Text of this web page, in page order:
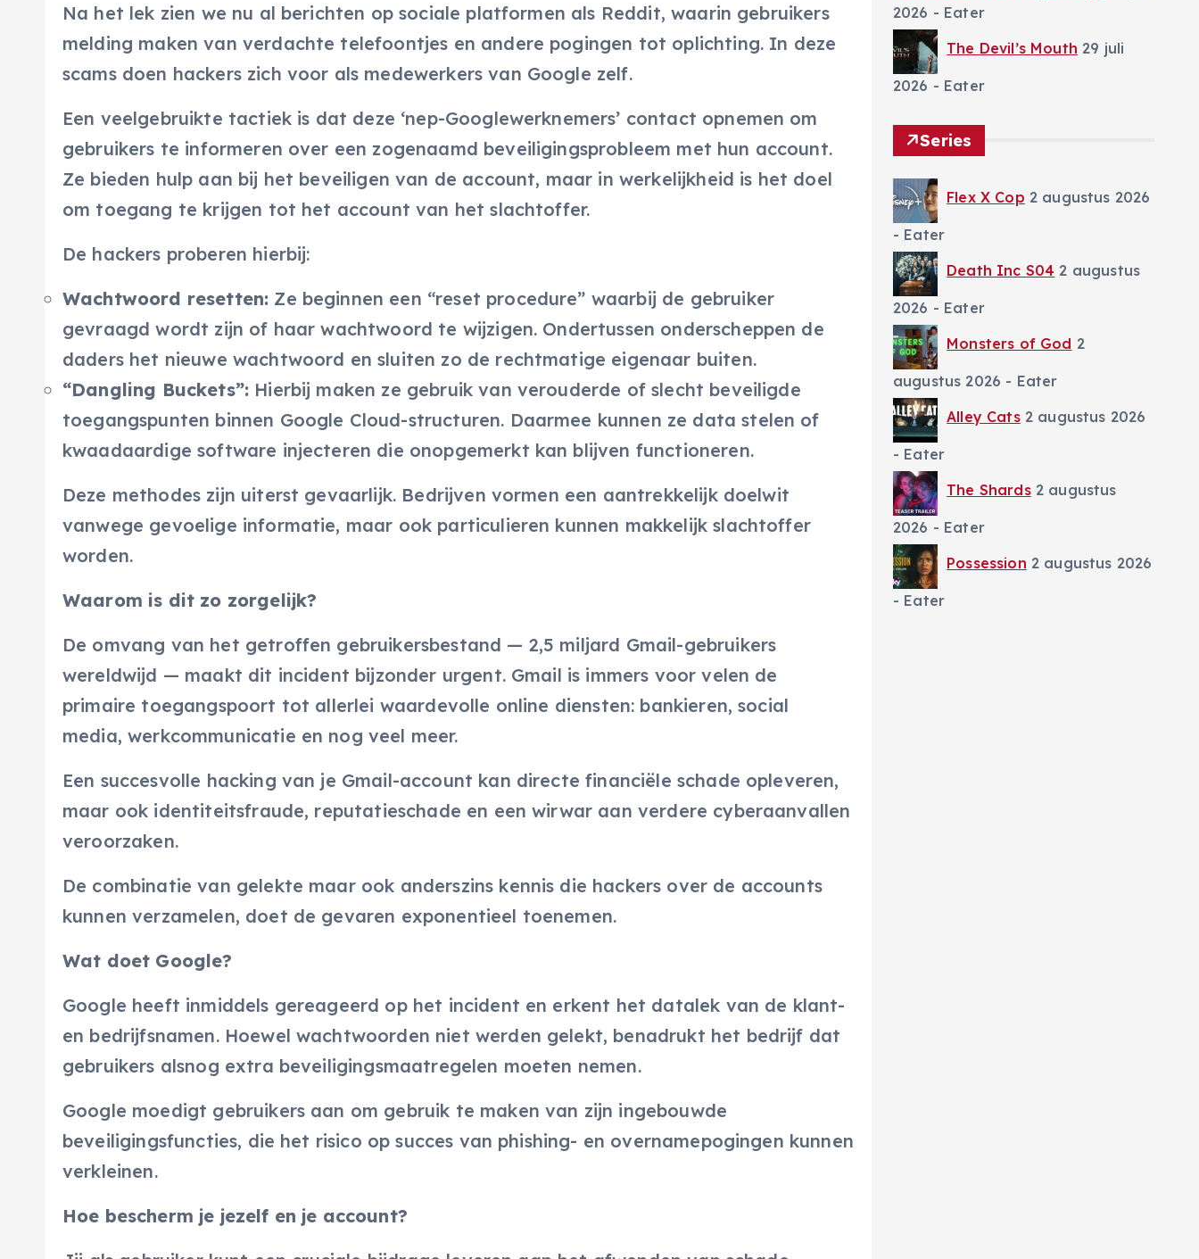
Na het lek zien we nu al berichten op sociale platformen als Reddit, waarin gebruikers
melding maken van verdachte telefoontjes en andere pogingen tot oplichting. In deze
scams doen hackers zich voor als medewerkers van Google zelf.
Een veelgebruikte tactiek is dat deze ‘nep-Googlewerknemers’ contact opnemen om
gebruikers te informeren over een zogenaamd beveiligingsprobleem met hun account.
Ze bieden hulp aan bij het beveiligen van de account, maar in werkelijkheid is het doel
om toegang te krijgen tot het account van het slachtoffer.
De hackers proberen hierbij:
Wachtwoord resetten: Ze beginnen een “reset procedure” waarbij de gebruiker
gevraagd wordt zijn of haar wachtwoord te wijzigen. Ondertussen onderscheppen de
daders het nieuwe wachtwoord en sluiten zo de rechtmatige eigenaar buiten.
“Dangling Buckets”: Hierbij maken ze gebruik van verouderde of slecht beveiligde
toegangspunten binnen Google Cloud-structuren. Daarmee kunnen ze data stelen of
kwaadaardige software injecteren die onopgemerkt kan blijven functioneren.
Deze methodes zijn uiterst gevaarlijk. Bedrijven vormen een aantrekkelijk doelwit
vanwege gevoelige informatie, maar ook particulieren kunnen makkelijk slachtoffer
worden.
Waarom is dit zo zorgelijk?
De omvang van het getroffen gebruikersbestand — 2,5 miljard Gmail-gebruikers
wereldwijd — maakt dit incident bijzonder urgent. Gmail is immers voor velen de
primaire toegangspoort tot allerlei waardevolle online diensten: bankieren, social
media, werkcommunicatie en nog veel meer.
Een succesvolle hacking van je Gmail-account kan directe financiële schade opleveren,
maar ook identiteitsfraude, reputatieschade en een wirwar aan verdere cyberaanvallen
veroorzaken.
De combinatie van gelekte maar ook anderszins kennis die hackers over de accounts
kunnen verzamelen, doet de gevaren exponentieel toenemen.
Wat doet Google?
Google heeft inmiddels gereageerd op het incident en erkent het datalek van de klant-
en bedrijfsnamen. Hoewel wachtwoorden niet werden gelekt, benadrukt het bedrijf dat
gebruikers alsnog extra beveiligingsmaatregelen moeten nemen.
Google moedigt gebruikers aan om gebruik te maken van zijn ingebouwde
beveiligingsfuncties, die het risico op succes van phishing- en overnamepogingen kunnen
verkleinen.
Hoe bescherm je jezelf en je account?
2026 - Eater
The Devil’s Mouth 29 juli
2026 - Eater
Series
Flex X Cop 2 augustus 2026
- Eater
Death Inc S04 2 augustus
2026 - Eater
Monsters of God 2
augustus 2026 - Eater
Alley Cats 2 augustus 2026
- Eater
The Shards 2 augustus
2026 - Eater
Possession 2 augustus 2026
- Eater